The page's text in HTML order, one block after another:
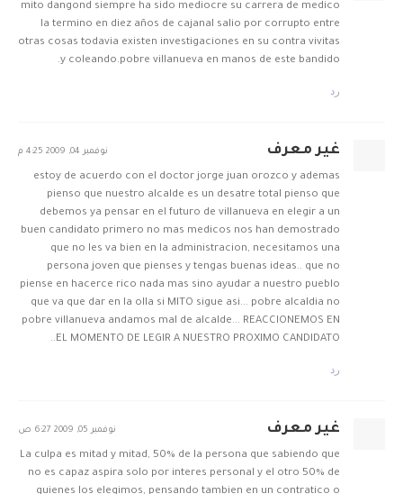
mito dangond siempre ha sido mediocre su carrera de medico
la termino en diez años de cajanal salio por corrupto entre
otras cosas todavia existen investigaciones en su contra vivitas
y coleando.pobre villanueva en manos de este bandido.
رد
غير معرف نوفمبر 04, 2009 4:25 م
estoy de acuerdo con el doctor jorge juan orozco y ademas
pienso que nuestro alcalde es un desatre total pienso que
debemos ya pensar en el futuro de villanueva en elegir a un
buen candidato primero no mas medicos nos han demostrado
que no les va bien en la administracion, necesitamos una
persona joven que pienses y tengas buenas ideas.. que no
piense en hacerce rico nada mas sino ayudar a nuestro pueblo
que va que dar en la olla si MITO sigue asi... pobre alcaldia no
pobre villanueva andamos mal de alcalde... REACCIONEMOS EN
EL MOMENTO DE LEGIR A NUESTRO PROXIMO CANDIDATO..
رد
غير معرف نوفمبر 05, 2009 6:27 ص
La culpa es mitad y mitad, 50% de la persona que sabiendo que
no es capaz aspira solo por interes personal y el otro 50% de